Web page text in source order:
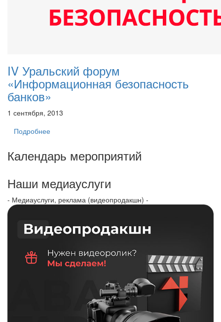
IV Уральский форум
«Информационная безопасность
банков»
1 сентября, 2013
Подробнее
Календарь мероприятий
Наши медиауслуги
- Медиауслуги, реклама (видеопродакшн) -